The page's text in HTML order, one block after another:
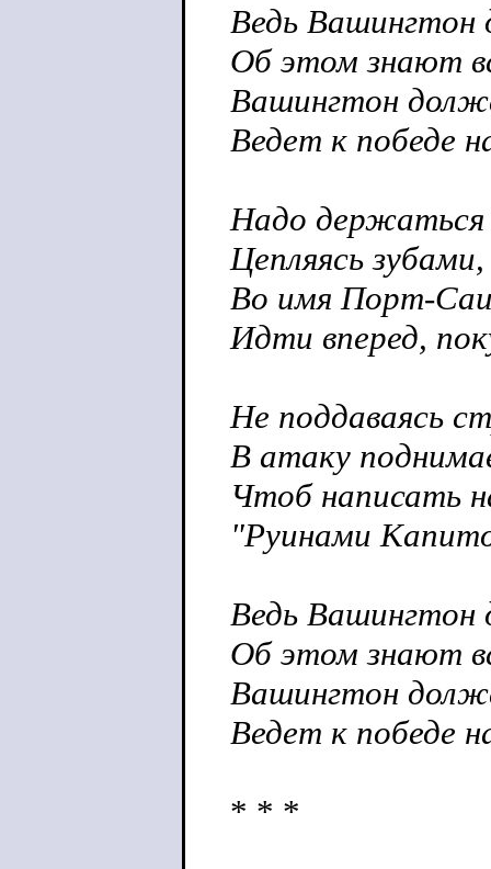
Ведь Вашингтон
Об этом знают
Вашингтон
Ведет к победе
Надо держаться
Цепляясь
Во имя Порт-
Идти вперед,
Не поддаваясь
В атаку
Чтоб написать
"Руинами
Ведь Вашингтон
Об этом знают
Вашингтон
Ведет к победе
* * *